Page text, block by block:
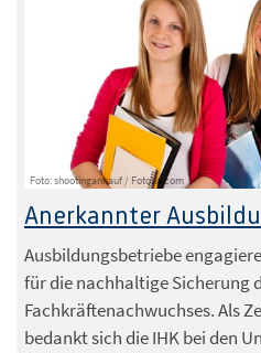
Foto: shootingankauf / Fotolia.com
Anerkannter
Ausbildungsbetriebe
für die nachhaltige Sicherung
Fachkräftenachwuchses. Als
bedankt sich die IHK bei den